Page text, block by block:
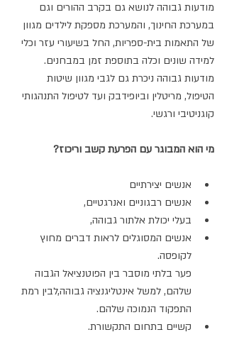
מודעות גבוהה לנושא גם בקרב ההורים וגם
במערכת החינוך, והמערכת מספקת לילדים מגוון
של התאמות בית-ספריות, החל בשיעורי עזר וכלי
למידה שונים וכלה בתוספת זמן במבחנים.
מודעות גבוהה ניכרת גם לגבי מגוון שיטות
הטיפול, מריטלין וביופידבק ועד לטיפול התנהגותי
קוגניטיבי ורגשי.
מי הוא המבוגר עם הפרעת קשב וריכוז?
אנשים יצירתיים
אנשים רבגוניים ואנרגטיים,
בעלי יכולת אלתור גבוהה,
אנשים המסוגלים לראות דברים מחוץ
לקופסה.
פער בלתי מוסבר בין הפוטנציאל הגבוה
שלהם, למשל אינטליגנציה גבוהה,לבין רמת
התפקוד הנמוכה שלהם.
קשיים בתחום התקשורת.